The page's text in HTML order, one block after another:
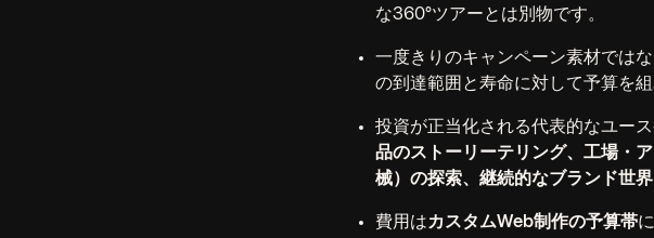
な360°ツアーとは別物です。
一度きりのキャンペーン素材ではな
の到達範囲と寿命に対して予算を組
投資が正当化される代表的なユー
品のストーリーテリング、工場・
械）の探索、継続的なブランド世界
費用は カスタムWeb制作の予算帯